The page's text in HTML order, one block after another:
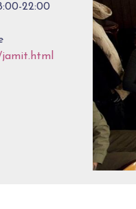
22:00